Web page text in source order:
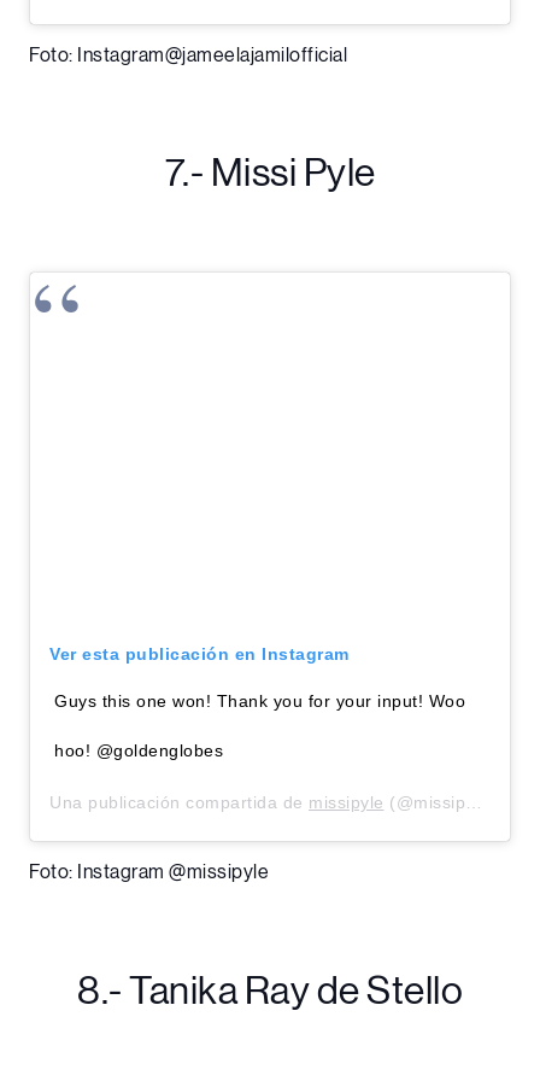
Foto: Instagram@jameelajamilofficial
7.- Missi Pyle
Ver esta publicación en Instagram
Guys this one won! Thank you for your input! Woo
hoo! @goldenglobes
Una publicación compartida de missipyle (@missipyle) el
Foto: Instagram @missipyle
8.- Tanika Ray de Stello